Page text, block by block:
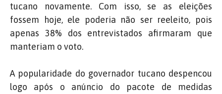
tucano novamente. Com isso, se as eleições
fossem hoje, ele poderia não ser reeleito, pois
apenas 38% dos entrevistados afirmaram que
manteriam o voto.
A popularidade do governador tucano despencou
logo após o anúncio do pacote de medidas